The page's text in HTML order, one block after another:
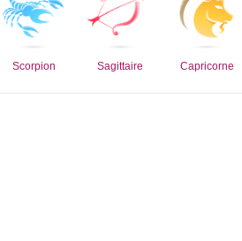
Scorpion Sagittaire Capricorne